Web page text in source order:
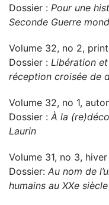
Dossier : Pour une
Seconde Guerre
Volume 32, no 2,
Dossier : Libération
réception croisée de
Volume 32, no 1,
Dossier : À la
Laurin
Volume 31, no 3,
Dossier: Au nom de
humains au XXe siècle